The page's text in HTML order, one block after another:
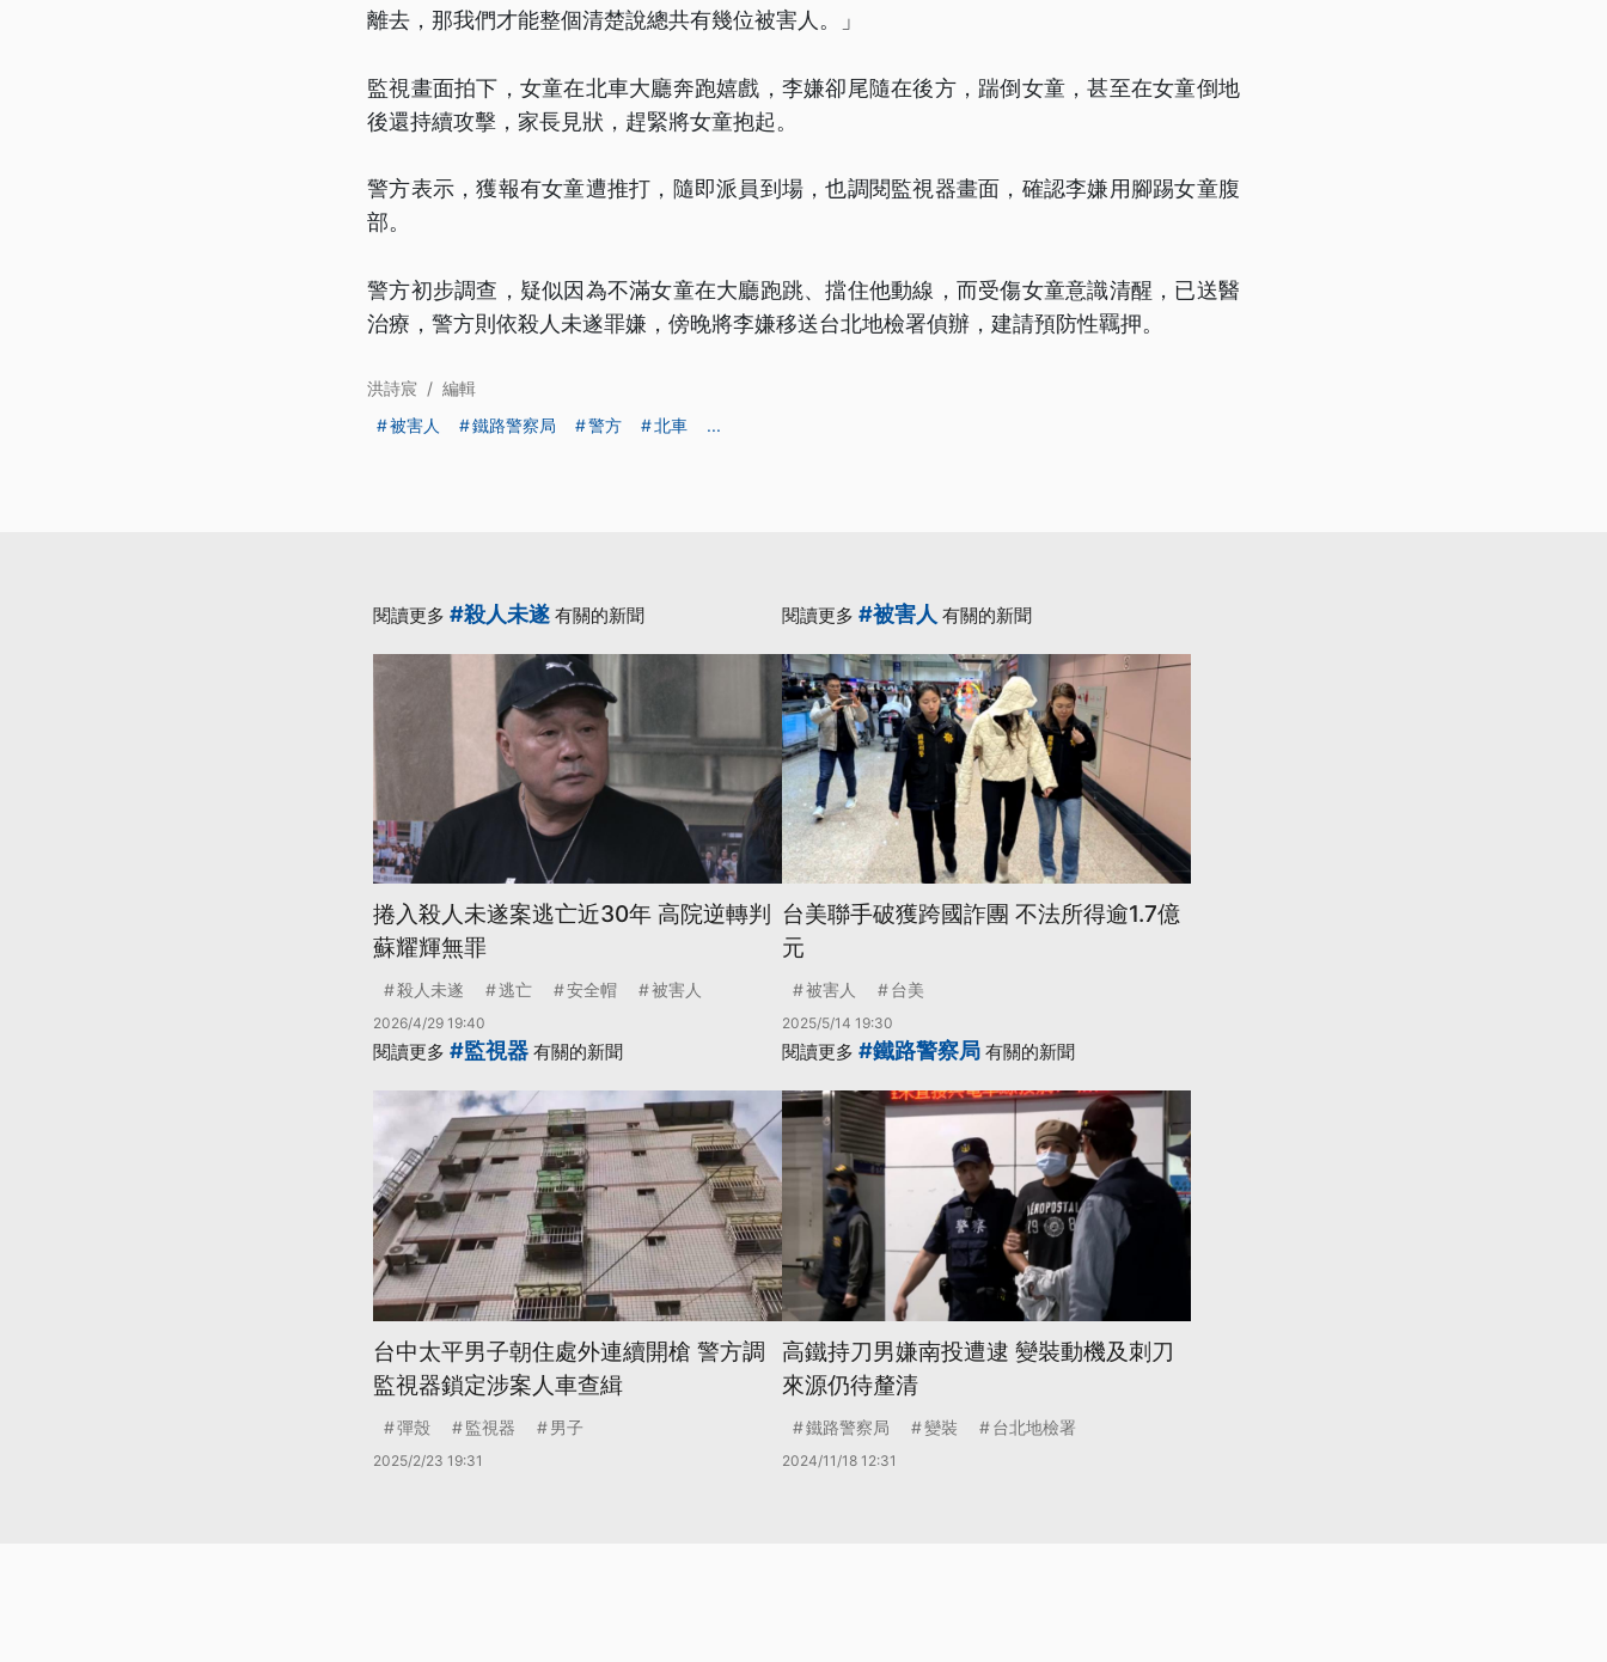
離去，那我們才能整個清楚說總共有幾位被害人。」
監視畫面拍下，女童在北車大廳奔跑嬉戲，李嫌卻尾隨在後方，踹倒女童，甚至在女童倒地
後還持續攻擊，家長見狀，趕緊將女童抱起。
警方表示，獲報有女童遭推打，隨即派員到場，也調閱監視器畫面，確認李嫌用腳踢女童腹
部。
警方初步調查，疑似因為不滿女童在大廳跑跳、擋住他動線，而受傷女童意識清醒，已送醫
治療，警方則依殺人未遂罪嫌，傍晚將李嫌移送台北地檢署偵辦，建請預防性羈押。
洪詩宸 / 編輯
被害人
鐵路警察局 警方 北車 ...
閱讀更多 #殺人未遂 有關的新聞
捲入殺人未遂案逃亡近30年 高院逆轉判
蘇耀輝無罪
殺人未遂 逃亡 安全帽 被害人
2026/4/29 19:40
閱讀更多 #被害人 有關的新聞
台美聯手破獲跨國詐團 不法所得逾1.7億
元
被害人 台美
2025/5/14 19:30
閱讀更多 #監視器 有關的新聞
台中太平男子朝住處外連續開槍 警方調
監視器鎖定涉案人車查緝
彈殼 監視器 男子
2025/2/23 19:31
閱讀更多 #鐵路警察局 有關的新聞
高鐵持刀男嫌南投遭逮 變裝動機及刺刀
來源仍待釐清
鐵路警察局 變裝 台北地檢署
2024/11/18 12:31